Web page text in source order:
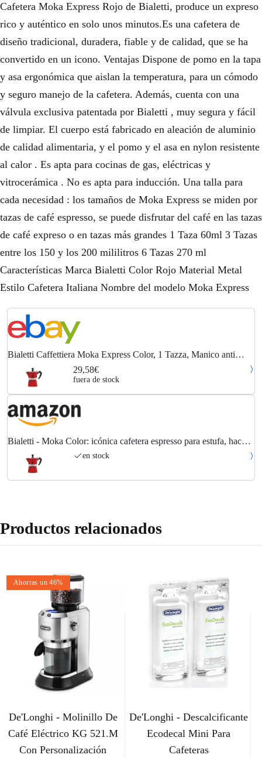
Cafetera Moka Express Rojo de Bialetti, produce un expreso
rico y auténtico en solo unos minutos.Es una cafetera de
diseño tradicional, duradera, fiable y de calidad, que se ha
convertido en un icono. Ventajas Dispone de pomo en la tapa
y asa ergonómica que aislan la temperatura, para un cómodo
y seguro manejo de la cafetera. Además, cuenta con una
válvula exclusiva patentada por Bialetti , muy segura y fácil
de limpiar. El cuerpo está fabricado en aleación de aluminio
de calidad alimentaria, y el pomo y el asa en nylon resistente
al calor . Es apta para cocinas de gas, eléctricas y
vitrocerámica . No es apta para inducción. Una talla para
cada necesidad : los tamaños de Moka Express se miden por
tazas de café espresso, se puede disfrutar del café en las tazas
de café expreso o en tazas más grandes 1 Taza 60ml 3 Tazas
entre los 150 y los 200 mililitros 6 Tazas 270 ml
Características Marca Bialetti Color Rojo Material Metal
Estilo Cafetera Italiana Nombre del modelo Moka Express
Bialetti Caffettiera Moka Express Color, 1 Tazza, Manico anti
29,58€
fuera de stock
Bialetti - Moka Color: icónica cafetera espresso para estufa, hace
café italiano real, tazas Moka Pot 1 (60 ml), aluminio, Rojo
en stock
Productos relacionados
Ahorras un 46%
De'Longhi - Molinillo De
Café Eléctrico KG 521.M
Con Personalización
De'Longhi - Descalcificante
Ecodecal Mini Para
Cafeteras